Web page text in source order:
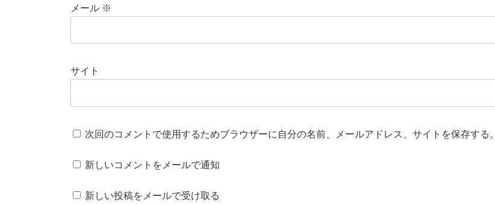
メール ※
サイト
次回のコメントで使用するためブラウザーに自分の名前、メールアドレス、サイトを保存する。
新しいコメントをメールで通知
新しい投稿をメールで受け取る